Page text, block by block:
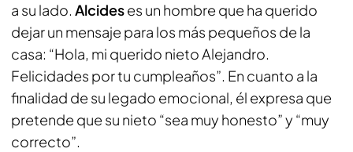
a su lado. Alcideses un hombre que ha querido
dejar un mensaje para los más pequeños de la
casa: “Hola, mi querido nieto Alejandro.
Felicidades por tu cumpleaños”. En cuanto a la
finalidad de su legado emocional, él expresa que
pretende que su nieto “sea muy honesto” y “muy
correcto”.